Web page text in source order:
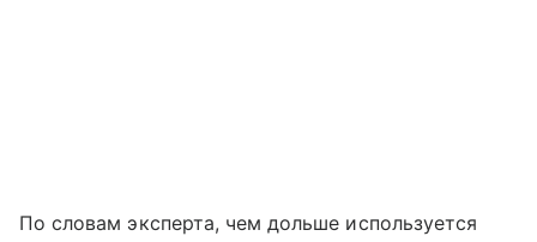
По словам эксперта, чем дольше используется